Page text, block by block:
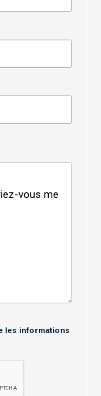
les informations